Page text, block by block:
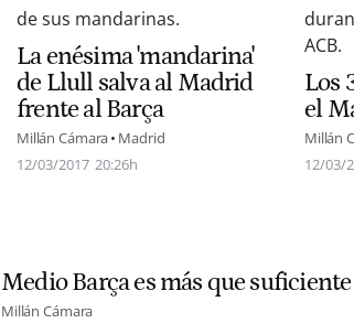
La enésima 'mandarina'
de Llull salva al Madrid
frente al Barça
Millán Cámara Madrid
12/03/2017 20:26h
Los
el
Millán
12/03/
Medio Barça es más que
Millán Cámara